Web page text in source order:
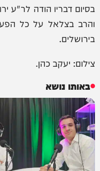
בסיום דבריו הודה לר"ע
והרב בצלאל על כל
בירושלים.
צילום: יעקב כהן.
באותו נושא